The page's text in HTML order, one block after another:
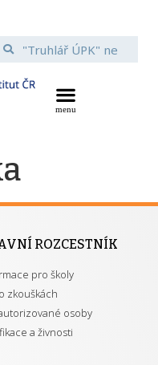
ROZCESTNÍK
pro školy
zkouškách
osoby
a živnosti